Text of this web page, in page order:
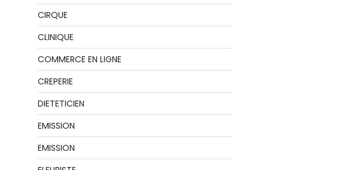
CIRQUE
CLINIQUE
COMMERCE EN LIGNE
CREPERIE
DIETETICIEN
EMISSION
EMISSION